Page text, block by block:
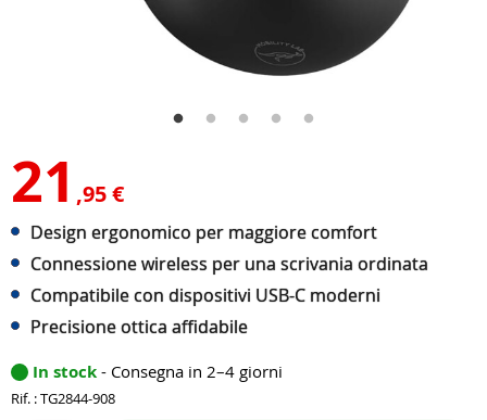
21 ,95 €
Design ergonomico per maggiore comfort
Connessione wireless per una scrivania ordinata
Compatibile con dispositivi USB-C moderni
Precisione ottica affidabile
In stock - Consegna in 2–4 giorni
Rif. : TG2844-908